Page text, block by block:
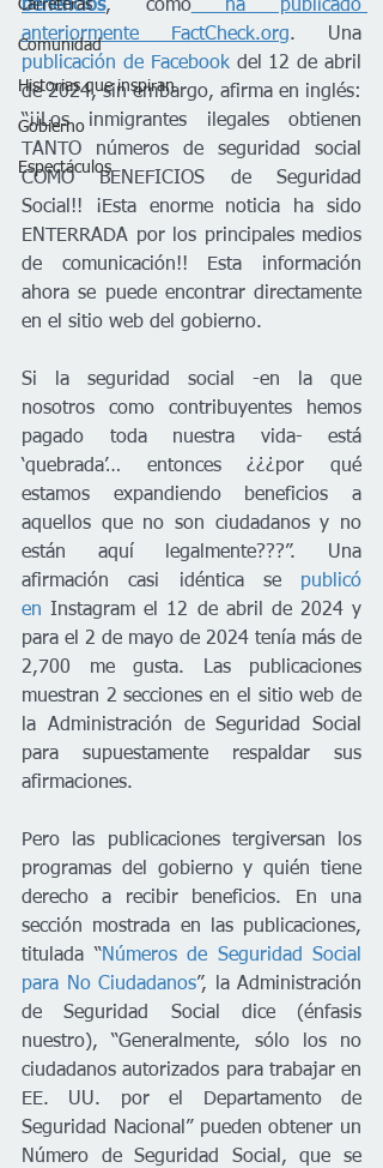
Carreteras
Comunidad
Historias que inspiran
Gobierno
Espectáculos
beneficios, como ha publicado
anteriormente
FactCheck.org
publicación de Facebook del 12 de abril
de 2024, sin embargo, afirma en inglés:
“¡¡Los inmigrantes ilegales obtienen
TANTO números de seguridad social
COMO BENEFICIOS de Seguridad
Social!! ¡Esta enorme noticia ha sido
ENTERRADA por los principales medios
de comunicación!! Esta información
ahora se puede encontrar directamente
en el sitio web del gobierno.
Si la seguridad social -en la que
nosotros como contribuyentes hemos
pagado toda nuestra vida- está
‘quebrada’… entonces ¿¿¿por qué
estamos expandiendo beneficios a
aquellos que no son ciudadanos y no
están aquí legalmente???”. Una
afirmación casi idéntica se publicó
en Instagram el 12 de abril de 2024 y
para el 2 de mayo de 2024 tenía más de
2,700 me gusta. Las publicaciones
muestran 2 secciones en el sitio web de
la Administración de Seguridad Social
para supuestamente respaldar sus
afirmaciones.
Pero las publicaciones tergiversan los
programas del gobierno y quién tiene
derecho a recibir beneficios. En una
sección mostrada en las publicaciones,
titulada “Números de Seguridad Social
para No Ciudadanos”, la Administración
de Seguridad Social dice (énfasis
nuestro), “Generalmente, sólo los no
ciudadanos autorizados para trabajar en
EE. UU. por el Departamento de
Seguridad Nacional” pueden obtener un
Número de Seguridad Social, que se